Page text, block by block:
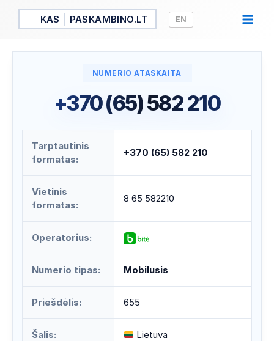
Pereiti
turinio
KAS PASKAMBINO.LT EN
NUMERIO ATASKAITA
+370 (65) 582 210
Tarptautinis
formatas:
+370 (65) 582 210
Vietinis
formatas:
8 65 582210
Operatorius:
Numerio tipas: Mobilusis
Priešdėlis: 655
Šalis: Lietuva